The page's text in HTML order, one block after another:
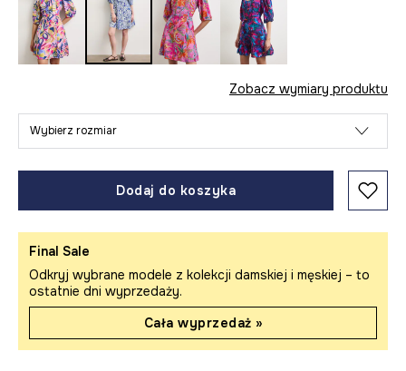
Zobacz wymiary produktu
Wybierz rozmiar
Dodaj do koszyka
Final Sale
Odkryj wybrane modele z kolekcji damskiej i męskiej – to
ostatnie dni wyprzedaży.
Cała wyprzedaż »